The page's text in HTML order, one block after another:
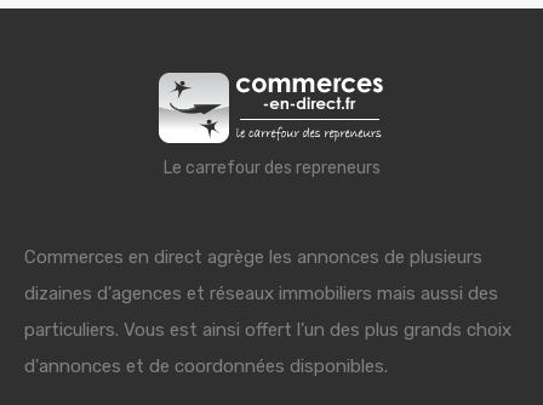
Le carrefour des repreneurs
Commerces en direct agrège les annonces de plusieurs
dizaines d'agences et réseaux immobiliers mais aussi des
particuliers. Vous est ainsi offert l'un des plus grands choix
d'annonces et de coordonnées disponibles.